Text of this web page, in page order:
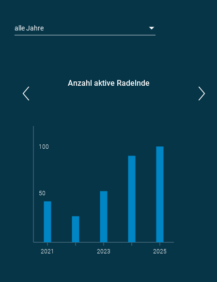
alle Jahre
-Vermeidung
Anzahl aktive Radelnde
2021 2023 2025
50
100